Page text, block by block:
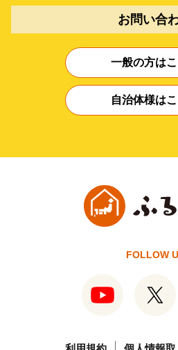
お問い合
一般の方は
自治体様は
FOLLOW